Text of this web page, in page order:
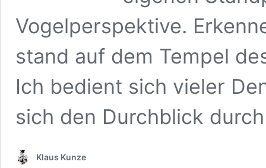
Vogelperspektive.
stand auf dem Tempel
Ich bedient sich vieler
sich den Durchblick
Klaus Kunze